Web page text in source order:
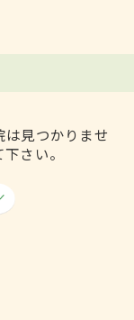
見つかりませ
さい。